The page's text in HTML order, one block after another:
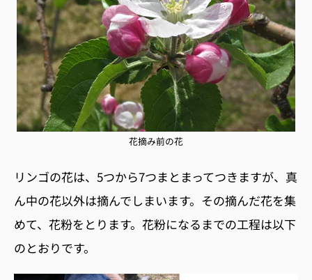
花摘み前の花
リンゴの花は、5つから7つまとまってつきますが、真
ん中の花以外は摘んでしまいます。その摘んだ花を集
めて、花粉をとります。花粉になるまでの工程は以下
のとおりです。